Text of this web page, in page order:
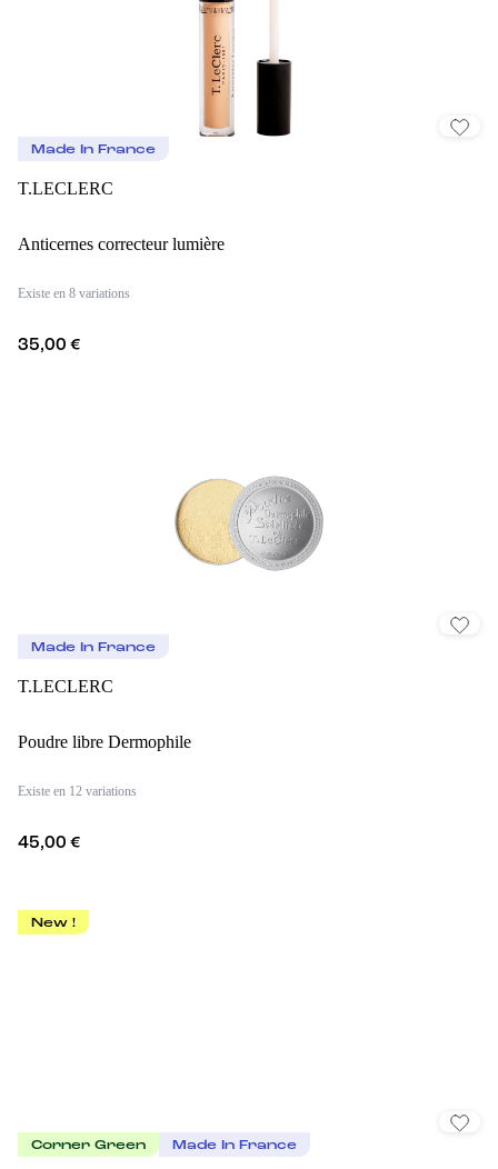
Made In France
T.LECLERC
Anticernes correcteur lumière
Existe en 8 variations
35,00 €
Made In France
T.LECLERC
Poudre libre Dermophile
Existe en 12 variations
45,00 €
New !
Corner Green Made In France